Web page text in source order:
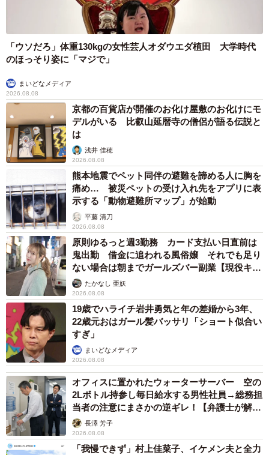
「ウソだろ」体重130kgの女性芸人オダウエダ植田 大学時代
のほっそり姿に「マジで」
まいどなメディア
2026.08.08
京都の百貨店が開催のお化け屋敷のお化けにモ
デルがいる 比叡山延暦寺の僧侶が語る伝説と
は
浅井 佳穂
2026.08.08
熊本地震でペット同伴の避難を諦める人に胸を
痛め… 被災ペットの受け入れ先をアプリに表
示する「動物避難所マップ」が始動
平藤 清刀
2026.08.08
原則ゆるっと週3勤務 カード支払い日直前は
鬼出勤 借金に追われる風俗嬢 それでも足り
ない場合は朝までガールズバー副業【現役キャ
ストに取材】
たかなし 亜妖
2026.08.08
19歳でハライチ岩井勇気と年の差婚から3年、
22歳元おはガール髪バッサリ「ショート似合い
すぎ」
まいどなメディア
2026.08.08
オフィスに置かれたウォーターサーバー 空の
2Lボトル持参し毎日給水する男性社員→総務担
当者の注意にまさかの逆ギレ！【弁護士が解
説】長澤 芳子
2026.08.08
「我慢できず」村上佳菜子、イケメン夫と全力